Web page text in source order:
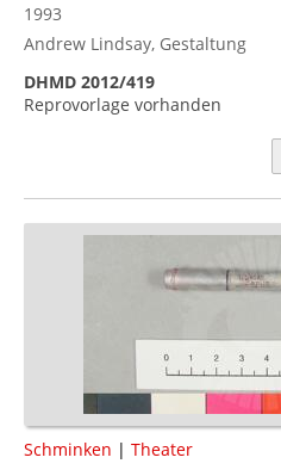
1993
Andrew Lindsay, Gestaltung
DHMD 2012/419
Reprovorlage vorhanden
Schminken | Theater